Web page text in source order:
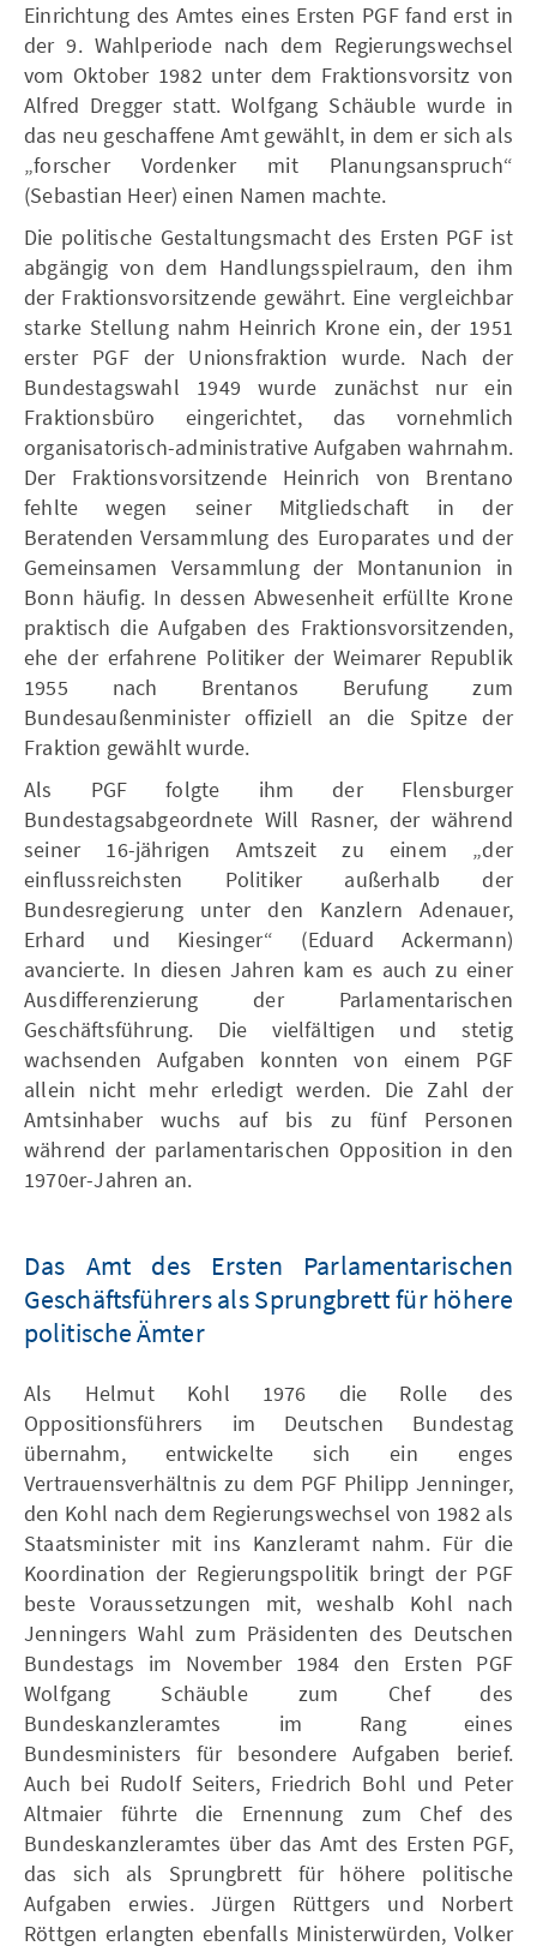
Einrichtung des Amtes eines Ersten PGF fand erst in
der 9. Wahlperiode nach dem Regierungswechsel
vom Oktober 1982 unter dem Fraktionsvorsitz von
Alfred Dregger statt. Wolfgang Schäuble wurde in
das neu geschaffene Amt gewählt, in dem er sich als
„forscher Vordenker mit Planungsanspruch“
(Sebastian Heer) einen Namen machte.
Die politische Gestaltungsmacht des Ersten PGF ist
abgängig von dem Handlungsspielraum, den ihm
der Fraktionsvorsitzende gewährt. Eine vergleichbar
starke Stellung nahm Heinrich Krone ein, der 1951
erster PGF der Unionsfraktion wurde. Nach der
Bundestagswahl 1949 wurde zunächst nur ein
Fraktionsbüro eingerichtet, das vornehmlich
organisatorisch-administrative Aufgaben wahrnahm.
Der Fraktionsvorsitzende Heinrich von Brentano
fehlte wegen seiner Mitgliedschaft in der
Beratenden Versammlung des Europarates und der
Gemeinsamen Versammlung der Montanunion in
Bonn häufig. In dessen Abwesenheit erfüllte Krone
praktisch die Aufgaben des Fraktionsvorsitzenden,
ehe der erfahrene Politiker der Weimarer Republik
1955 nach Brentanos Berufung zum
Bundesaußenminister offiziell an die Spitze der
Fraktion gewählt wurde.
Als PGF folgte ihm der Flensburger
Bundestagsabgeordnete Will Rasner, der während
seiner 16-jährigen Amtszeit zu einem „der
einflussreichsten Politiker außerhalb der
Bundesregierung unter den Kanzlern Adenauer,
Erhard und Kiesinger“ (Eduard Ackermann)
avancierte. In diesen Jahren kam es auch zu einer
Ausdifferenzierung der Parlamentarischen
Geschäftsführung. Die vielfältigen und stetig
wachsenden Aufgaben konnten von einem PGF
allein nicht mehr erledigt werden. Die Zahl der
Amtsinhaber wuchs auf bis zu fünf Personen
während der parlamentarischen Opposition in den
1970er-Jahren an.
Das Amt des Ersten Parlamentarischen
Geschäftsführers als Sprungbrett für höhere
politische Ämter
Als Helmut Kohl 1976 die Rolle des
Oppositionsführers im Deutschen Bundestag
übernahm, entwickelte sich ein enges
Vertrauensverhältnis zu dem PGF Philipp Jenninger,
den Kohl nach dem Regierungswechsel von 1982 als
Staatsminister mit ins Kanzleramt nahm. Für die
Koordination der Regierungspolitik bringt der PGF
beste Voraussetzungen mit, weshalb Kohl nach
Jenningers Wahl zum Präsidenten des Deutschen
Bundestags im November 1984 den Ersten PGF
Wolfgang Schäuble zum Chef des
Bundeskanzleramtes im Rang eines
Bundesministers für besondere Aufgaben berief.
Auch bei Rudolf Seiters, Friedrich Bohl und Peter
Altmaier führte die Ernennung zum Chef des
Bundeskanzleramtes über das Amt des Ersten PGF,
das sich als Sprungbrett für höhere politische
Aufgaben erwies. Jürgen Rüttgers und Norbert
Röttgen erlangten ebenfalls Ministerwürden, Volker